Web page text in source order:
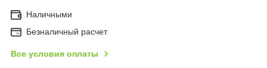
Наличными
Безналичный расчет
Все условия оплаты